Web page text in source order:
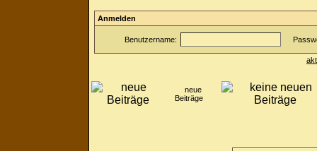
Anmelden
Benutzername:
neue
Beiträge